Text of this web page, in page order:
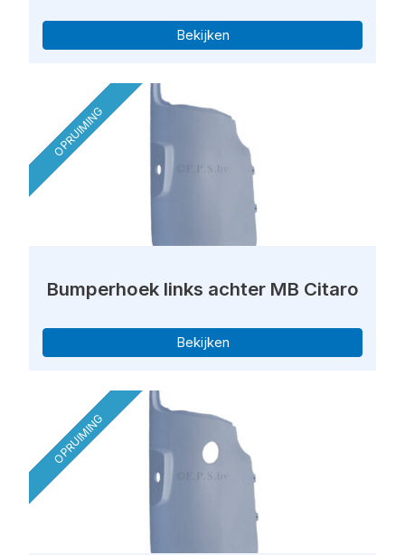
Bekijken
OPRUIMING
Bumperhoek links achter MB Citaro
Bekijken
OPRUIMING